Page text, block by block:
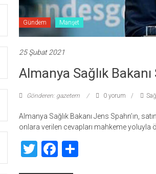
Gündem Manşet
25 Şubat 2021
Almanya Sağlık
Gönderen: gazetem 0 yorum
Almanya Sağlık Bakanı Jens Spahn’ın,
onlara verilen cevapları mahkeme yoluyla
TwitterFacebook